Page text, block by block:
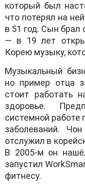
который был
что потерял на
в 51 год. Сын брал
— в 19 лет
Корею музыку,
Музыкальный
но пример отца
стоит работать
здоровье.
системной
заболеваний.
отслужил в
В 2005-м он
запустил
фитнесу.